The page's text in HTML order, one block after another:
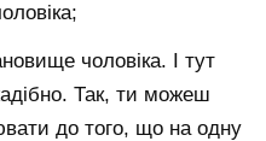
чоловіка. І тут
Так, ти можеш
до того, що на одну